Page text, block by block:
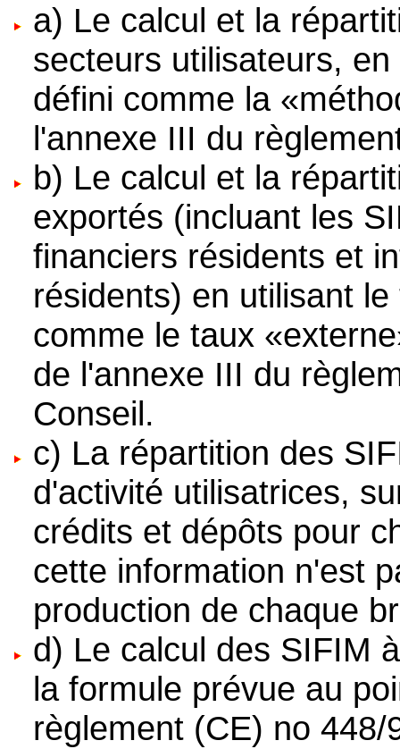
a) Le calcul et la
secteurs utilisateurs,
défini comme la
l'annexe III du
b) Le calcul et la
exportés (incluant les
financiers résidents et
résidents) en utilisant
comme le taux
de l'annexe III du
Conseil.
c) La répartition des
d'activité utilisatrices,
crédits et dépôts pour
cette information n'est
production de chaque
d) Le calcul des SIFIM
la formule prévue au
règlement (CE) no 448/